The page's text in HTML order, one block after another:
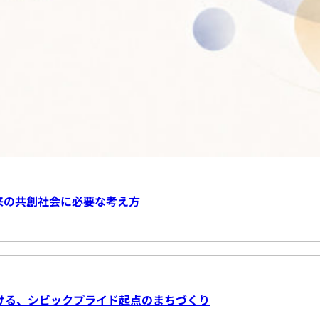
共創社会に必要な考え方
、シビックプライド起点のまちづくり